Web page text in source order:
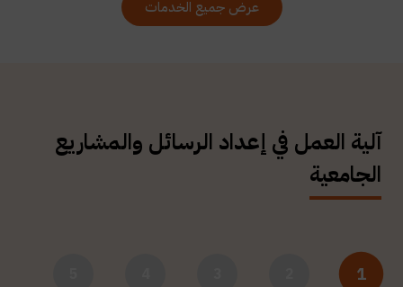
عرض جميع الخدمات
آلية العمل في إعداد الرسائل والمشاريع
الجامعية
1